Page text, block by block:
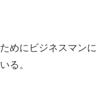
めにビジネスマンに
る。